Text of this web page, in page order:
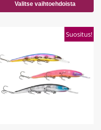
Valitse vaihtoehdoista
Suositus!